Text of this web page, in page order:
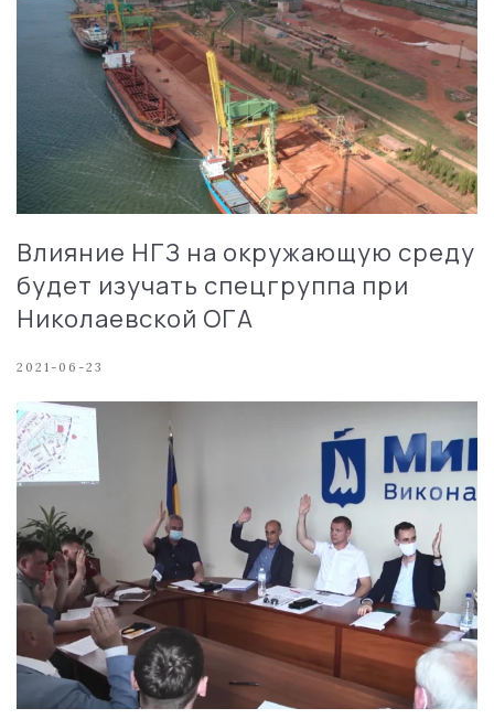
Влияние НГЗ на окружающую среду
будет изучать спецгруппа при
Николаевской ОГА
2021-06-23